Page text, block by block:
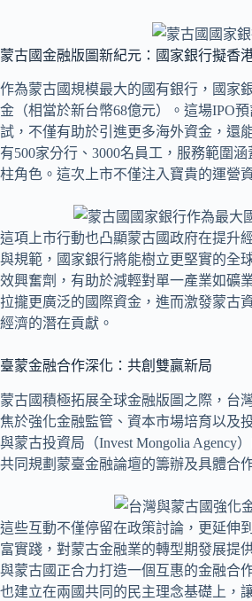
蒙古國金融版圖新紀元：國家銀行擬香
作為蒙古國規模最大的國有銀行，國家
金（相當於新台幣68億元）。這場IPO
試，不僅有助於引進更多海外資金，還
有500家分行、3000名員工，服務範圍
柱角色。這次上市不僅注入寶貴的運營
這項上市行動也凸顯蒙古國政府在提升
與規範，國家銀行將能樹立更堅實的全
效興奮劑，有助於減輕對單一產業如礦
拉攏更廣泛的國際資金，進而激發蒙古
經濟的潛在貢獻。
臺蒙金融合作深化：共創雙贏新局
蒙古國積極拓展全球金融版圖之際，台
焦於強化金融監管、資本市場培育以及
與蒙古投資局（Invest Mongolia Agency
共同規劃蒙臺金融論壇的籌辦及具體合
這些互動不僅停留在政策討論，更延伸
富實踐，對蒙古金融業的轉型期發展提
與蒙古國正合力打造一個互惠的金融合
也建立在兩國共同的民主理念基礎上，